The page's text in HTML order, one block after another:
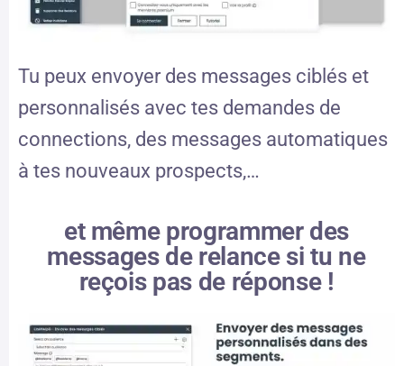
Tu peux envoyer des messages ciblés et
personnalisés avec tes demandes de
connections, des messages automatiques
à tes nouveaux prospects,…
et même programmer des
messages de relance si tu ne
reçois pas de réponse !